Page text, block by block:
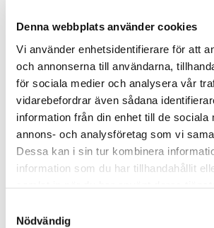
Denna webbplats använder cookies
Vi använder enhetsidentifierare för att
och annonserna till användarna,
för sociala medier och analysera vår
vidarebefordrar även sådana
information från din enhet till de sociala
annons- och analysföretag som vi
Dessa kan i sin tur kombinera
information som du har tillhandahållit
Nödvändig
10 400 kr
exkl. moms
Boka
BAS P/U -
Sveg